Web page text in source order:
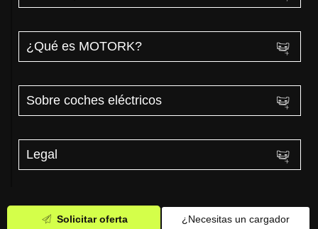
Solicitar oferta ¿Necesitas un cargador
¿Qué es MOTORK?
Sobre coches eléctricos
Legal